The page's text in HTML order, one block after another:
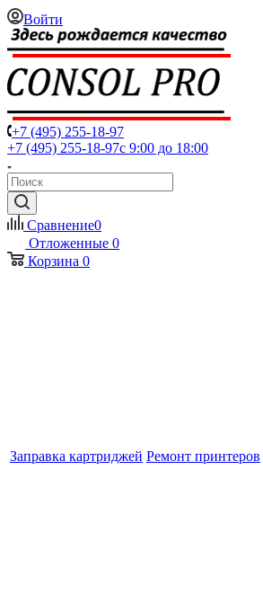
Войти
+7 (495) 255-18-97
+7 (495) 255-18-97с 9:00 до 18:00
Сравнение0
Отложенные 0
Корзина 0
Заправка картриджей Ремонт принтеров